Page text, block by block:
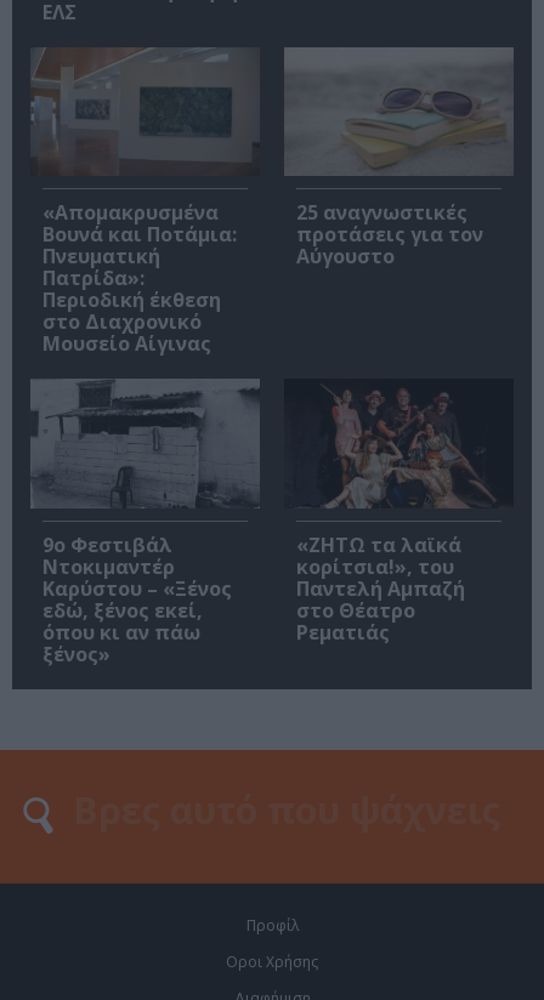
ΕΛΣ
«Απομακρυσμένα
Βουνά και Ποτάμια:
Πνευματική
Πατρίδα»:
Περιοδική έκθεση
στο Διαχρονικό
Μουσείο Αίγινας
25 αναγνωστικές
προτάσεις για τον
Αύγουστο
9ο Φεστιβάλ
Ντοκιμαντέρ
Καρύστου – «Ξένος
εδώ, ξένος εκεί,
όπου κι αν πάω
ξένος»
«ΖΗΤΩ τα λαϊκά
κορίτσια!», του
Παντελή Αμπαζή
στο Θέατρο
Ρεματιάς
Προφίλ
Οροι Χρήσης